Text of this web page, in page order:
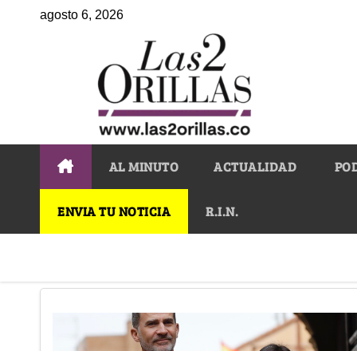
agosto 6, 2026
AL MINUTO ACTUALIDAD
ENVIA TU NOTICIA R.I.N.